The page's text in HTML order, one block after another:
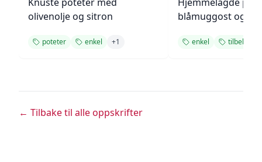
olivenolje og sitron
poteter enkel +1
blåmuggost og
enkel tilbehør
← Tilbake til alle oppskrifter